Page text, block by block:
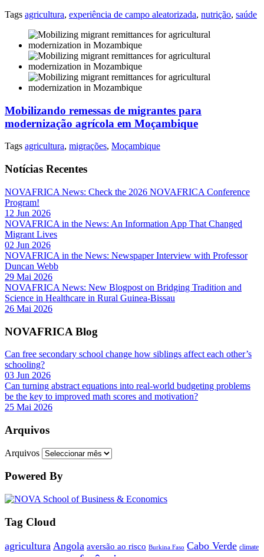
Tags agricultura, experiência de campo aleatorizada, nutrição, saúde
Mobilizando remessas de migrantes para
modernização agrícola em Moçambique
Tags agricultura, migrações, Moçambique
Notícias Recentes
NOVAFRICA News: Check the 2026 NOVAFRICA Conference
Program!
12 Jun 2026
NOVAFRICA in the News: An Information App That Changed
Migrant Lives
02 Jun 2026
NOVAFRICA in the News: Newspaper Interview with Professor
Duncan Webb
29 Mai 2026
NOVAFRICA News: New Blogpost on Bridging Tradition and
Science in Healthcare in Rural Guinea-Bissau
26 Mai 2026
NOVAFRICA Blog
Can free secondary school change how siblings affect each other’s
schooling?
03 Jun 2026
Can turning abstract equations into real-world budgeting problems
be the key to improved math scores and motivation?
25 Mai 2026
Arquivos
Arquivos
Powered By
Tag Cloud
agricultura Angola aversão ao risco Burkina Faso Cabo Verde climate